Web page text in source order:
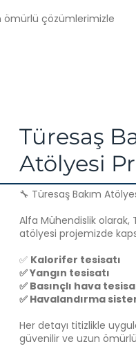
ömürlü çözümlerimizle
Türesaş
Atölyesi
🔧 Türesaş Bakım
Alfa Mühendislik olarak,
atölyesi projemizde
✅ Kalorifer tesisatı
✅ Yangın tesisatı
✅ Basınçlı hava
✅ Havalandırma
Her detayı titizlikle
güvenilir ve uzun